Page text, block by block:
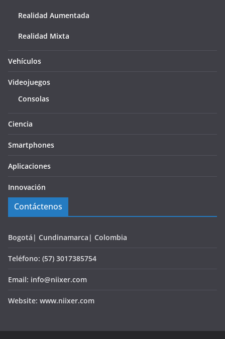
Realidad Aumentada
Realidad Mixta
Vehículos
Videojuegos
Consolas
Ciencia
Smartphones
Aplicaciones
Innovación
Contáctenos
Bogotá| Cundinamarca| Colombia
Teléfono: (57) 3017385754
Email: info@niixer.com
Website: www.niixer.com